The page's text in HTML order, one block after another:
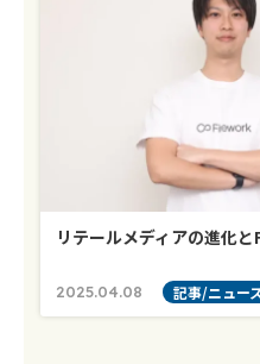
リテールメディアの進化
2025.04.08 記事/ニュー